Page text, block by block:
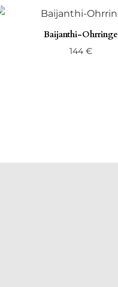
Baijanthi-Ohrringe
144 €